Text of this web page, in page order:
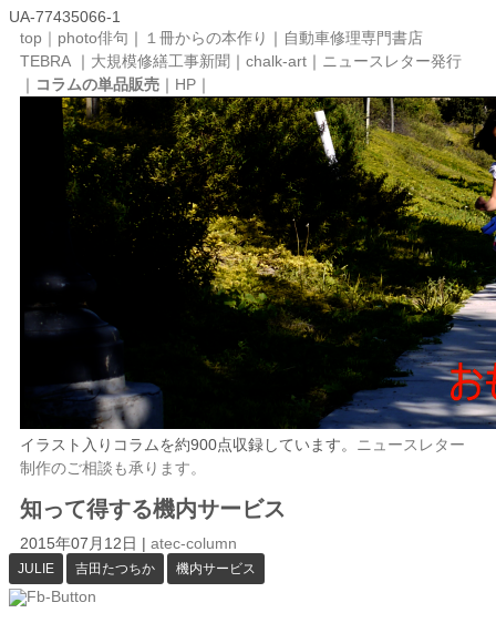
UA-77435066-1
top｜ photo俳句 １冊からの本作り
自動車修理専門書店
TEBRA
大規模修繕工事新聞 chalk-art
ニュースレター発行
コラムの単品販売 HP
イラスト入りコラムを約900点収録しています。 ニュースレター
制作のご相談も承ります。
知って得する機内サービス
2015年07月12日 | atec-column
JULIE 吉田たつちか 機内サービス